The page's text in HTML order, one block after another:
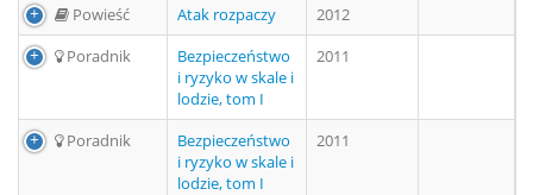
Powieść
Atak rozpaczy
2012
Poradnik
Bezpieczeństwo
i ryzyko w skale i
lodzie, tom I
2011
Poradnik
Bezpieczeństwo
i ryzyko w skale i
lodzie, tom I
2011